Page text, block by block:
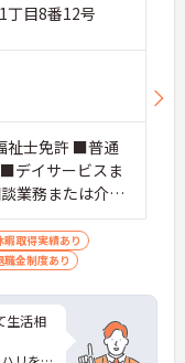
丁目8番12号
祉士免許 ■普通
デイサービスま
業務または介護
取得実績あり
職金制度あり
生活相